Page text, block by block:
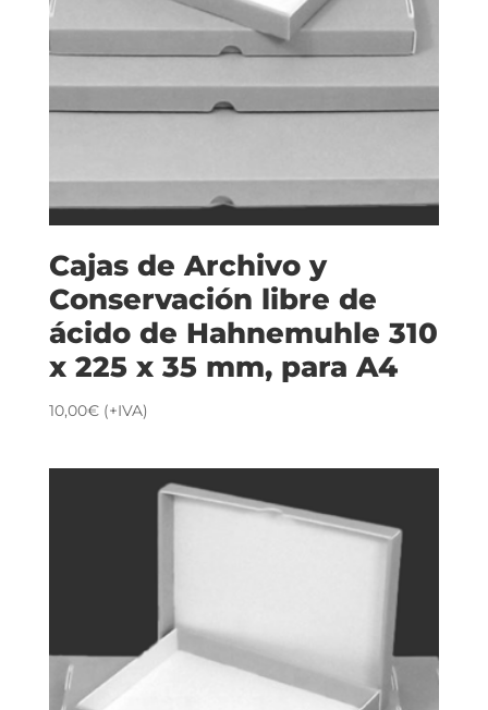
Cajas de Archivo y
Conservación libre de
ácido de Hahnemuhle 310
x 225 x 35 mm, para A4
10,00€ (+IVA)